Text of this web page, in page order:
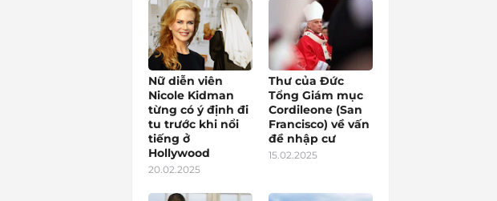
Nữ diễn viên
Nicole Kidman
từng có ý định đi
tu trước khi nổi
tiếng ở
Hollywood
20.02.2025
Thư của Đức
Tổng Giám mục
Cordileone (San
Francisco) về vấn
đề nhập cư
15.02.2025